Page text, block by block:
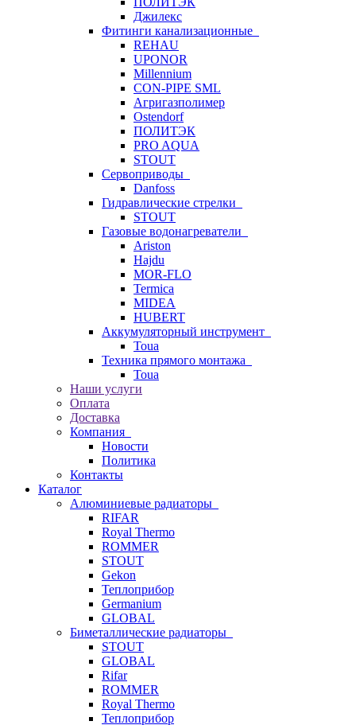
Джилекс
Фитинги канализационные
REHAU
UPONOR
Millennium
CON-PIPE SML
Агригазполимер
Ostendorf
ПОЛИТЭК
PRO AQUA
STOUT
Сервоприводы
Danfoss
Гидравлические стрелки
STOUT
Газовые водонагреватели
Ariston
Hajdu
MOR-FLO
Termica
MIDEA
HUBERT
Аккумуляторный инструмент
Toua
Техника прямого монтажа
Toua
Наши услуги
Оплата
Доставка
Компания
Новости
Политика
Контакты
Каталог
Алюминиевые радиаторы
RIFAR
Royal Thermo
ROMMER
STOUT
Gekon
Теплоприбор
Germanium
GLOBAL
Биметаллические радиаторы
STOUT
GLOBAL
Rifar
ROMMER
Royal Thermo
Теплоприбор